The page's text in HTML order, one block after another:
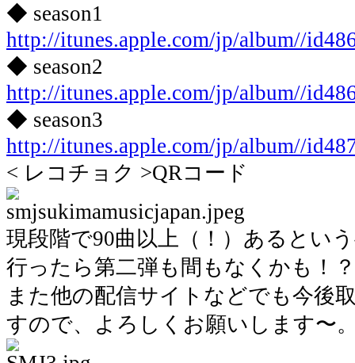
◆ season1
http://itunes.apple.com/jp/album//
◆ season2
http://itunes.apple.com/jp/album//
◆ season3
http://itunes.apple.com/jp/album//
< レコチョク >QRコード
現段階で90曲以上（！）あるとい
行ったら第二弾も間もなくかも！？
また他の配信サイトなどでも今後
すので、よろしくお願いします〜